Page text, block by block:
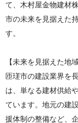
て、木村屋金物建材
市の未来を見据えた
す。
【未来を見据えた地
匝瑳市の建設業界を
は、単なる建材供給
ています。地元の建
援体制の整備など、